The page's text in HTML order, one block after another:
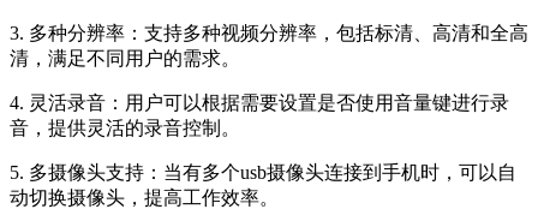
3. 多种分辨率：支持多种视频分辨率，包括标清、高清和全高
清，满足不同用户的需求。
4. 灵活录音：用户可以根据需要设置是否使用音量键进行录
音，提供灵活的录音控制。
5. 多摄像头支持：当有多个usb摄像头连接到手机时，可以自
动切换摄像头，提高工作效率。